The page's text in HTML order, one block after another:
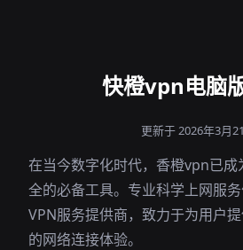
快橙vpn电脑
更新于 2026年3月
在当今数字化时代，香橙vpn已成
全的必备工具。专业科学上网服
VPN服务提供商，致力于为用户
的网络连接体验。